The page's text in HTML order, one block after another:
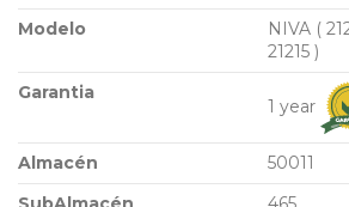
Modelo
NIVA (
21215 )
Garantia
1 year
Almacén
50011